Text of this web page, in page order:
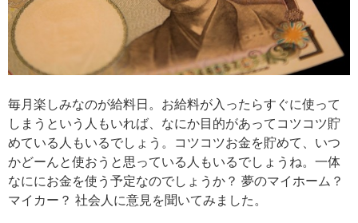
毎月楽しみなのが給料日。お給料が入ったらすぐに使って
しまうという人もいれば、なにか目的があってコツコツ貯
めている人もいるでしょう。コツコツお金を貯めて、いつ
かどーんと使おうと思っている人もいるでしょうね。一体
なににお金を使う予定なのでしょうか？ 夢のマイホーム？
マイカー？ 社会人に意見を聞いてみました。